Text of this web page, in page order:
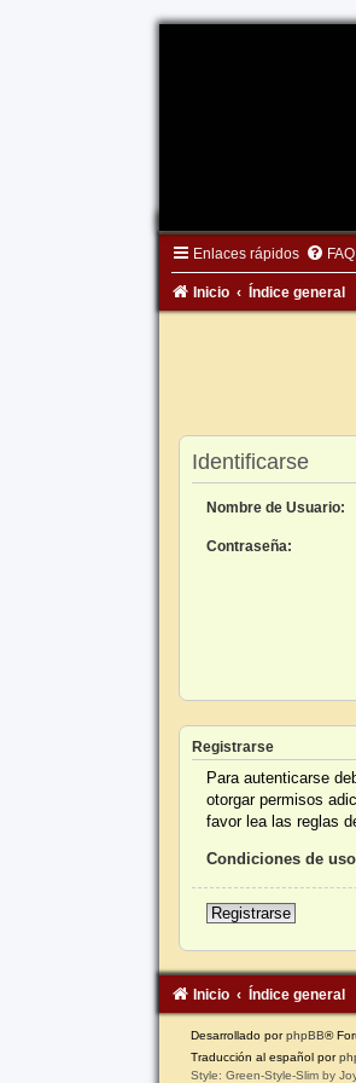
Enlaces rápidos FAQ
Inicio Índice general
Identificarse
Nombre de Usuario:
Contraseña:
Registrarse
Para autenticarse
otorgar permisos
favor lea las reglas
Condiciones de uso
Registrarse
Inicio Índice general
Desarrollado porphpBB®
Traducción al español por
Style: Green-Style-Slim by